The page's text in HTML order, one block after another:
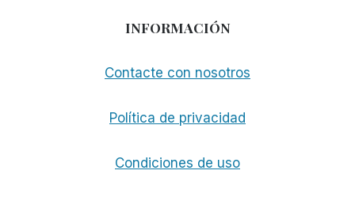
INFORMACIÓN
Contacte con nosotros
Política de privacidad
Condiciones de uso